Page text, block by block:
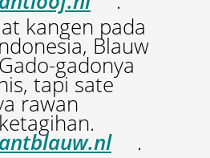
kangen pada
Blauw
gadonya
tapi sate
rawan
.